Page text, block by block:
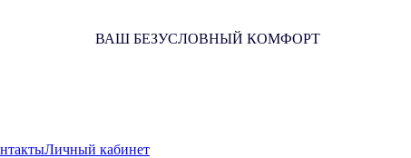
ВАШ БЕЗУСЛОВНЫЙ КОМФОРТ
Личный кабинет